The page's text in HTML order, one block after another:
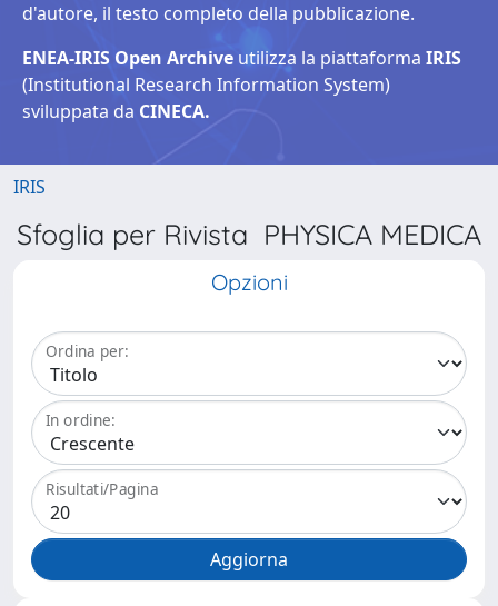
d'autore, il testo completo della pubblicazione.
ENEA-IRIS Open Archive utilizza la piattaforma IRIS
(Institutional Research Information System)
sviluppata da CINECA.
IRIS
Sfoglia per Rivista PHYSICA MEDICA
Opzioni
Ordina per:
In ordine:
Risultati/Pagina